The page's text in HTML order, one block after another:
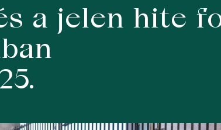
a jelen hite